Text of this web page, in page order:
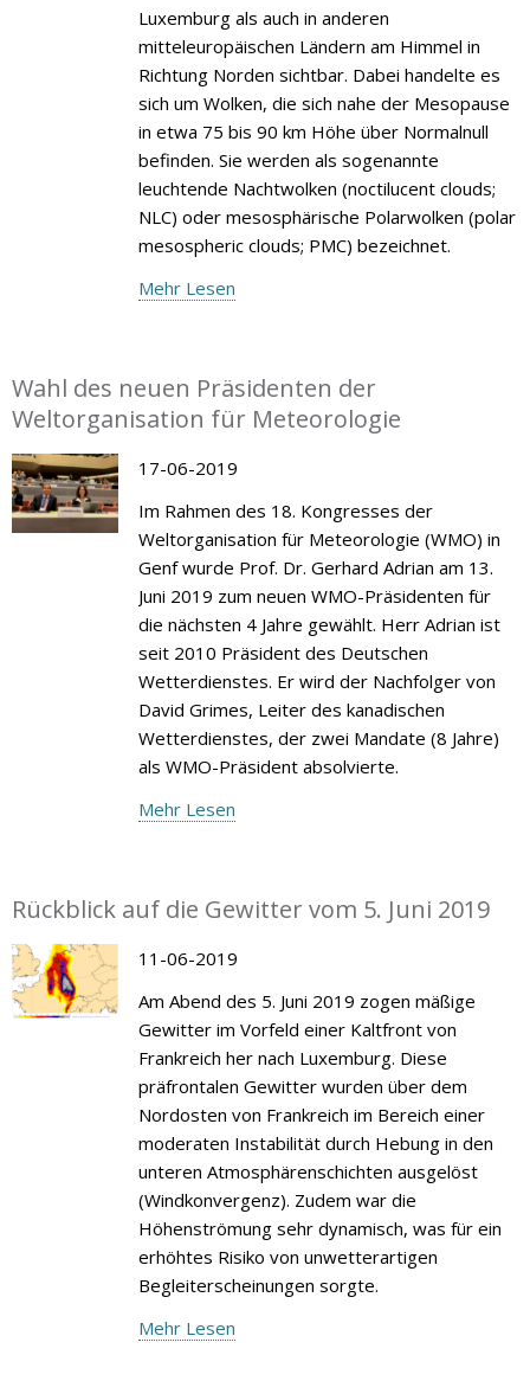
Luxemburg als auch in anderen
mitteleuropäischen Ländern am Himmel in
Richtung Norden sichtbar. Dabei handelte es
sich um Wolken, die sich nahe der Mesopause
in etwa 75 bis 90 km Höhe über Normalnull
befinden. Sie werden als sogenannte
leuchtende Nachtwolken (noctilucent clouds;
NLC) oder mesosphärische Polarwolken (polar
mesospheric clouds; PMC) bezeichnet.
Mehr Lesen
Wahl des neuen Präsidenten der
Weltorganisation für Meteorologie
17-06-2019
Im Rahmen des 18. Kongresses der
Weltorganisation für Meteorologie (WMO) in
Genf wurde Prof. Dr. Gerhard Adrian am 13.
Juni 2019 zum neuen WMO-Präsidenten für
die nächsten 4 Jahre gewählt. Herr Adrian ist
seit 2010 Präsident des Deutschen
Wetterdienstes. Er wird der Nachfolger von
David Grimes, Leiter des kanadischen
Wetterdienstes, der zwei Mandate (8 Jahre)
als WMO-Präsident absolvierte.
Mehr Lesen
Rückblick auf die Gewitter vom 5. Juni 2019
11-06-2019
Am Abend des 5. Juni 2019 zogen mäßige
Gewitter im Vorfeld einer Kaltfront von
Frankreich her nach Luxemburg. Diese
präfrontalen Gewitter wurden über dem
Nordosten von Frankreich im Bereich einer
moderaten Instabilität durch Hebung in den
unteren Atmosphärenschichten ausgelöst
(Windkonvergenz). Zudem war die
Höhenströmung sehr dynamisch, was für ein
erhöhtes Risiko von unwetterartigen
Begleiterscheinungen sorgte.
Mehr Lesen